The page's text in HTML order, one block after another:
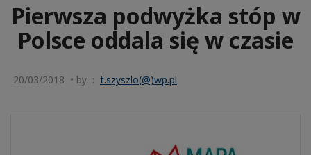
Pierwsza podwyżka stóp w
Polsce oddala się w czasie
20/03/2018 • by : t.szyszlo(@)wp.pl